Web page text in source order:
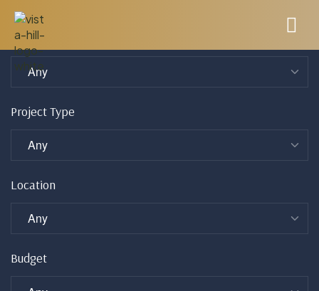
Project Status
Project Type
Location
Budget